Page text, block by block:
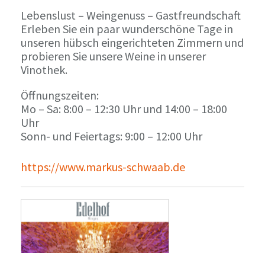
Lebenslust – Weingenuss – Gastfreundschaft
Erleben Sie ein paar wunderschöne Tage in
unseren hübsch eingerichteten Zimmern und
probieren Sie unsere Weine in unserer
Vinothek.
Öffnungszeiten:
Mo – Sa: 8:00 – 12:30 Uhr und 14:00 – 18:00
Uhr
Sonn- und Feiertags: 9:00 – 12:00 Uhr
https://www.markus-schwaab.de